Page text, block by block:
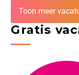
Toon meer
Gratis